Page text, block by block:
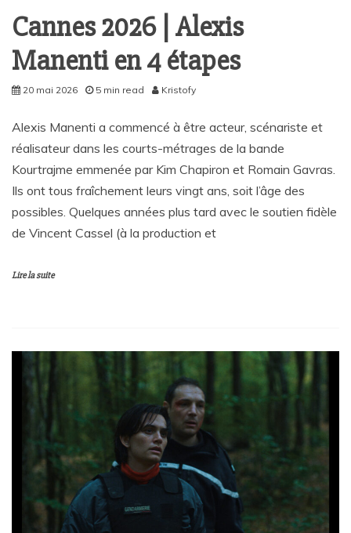
Cannes 2026 | Alexis
Manenti en 4 étapes
20 mai 2026 5 min read Kristofy
Alexis Manenti a commencé à être acteur, scénariste et
réalisateur dans les courts-métrages de la bande
Kourtrajme emmenée par Kim Chapiron et Romain Gavras.
Ils ont tous fraîchement leurs vingt ans, soit l’âge des
possibles. Quelques années plus tard avec le soutien fidèle
de Vincent Cassel (à la production et
Lire la suite